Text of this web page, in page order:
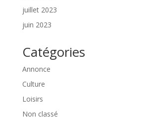
juillet 2023
juin 2023
Catégories
Annonce
Culture
Loisirs
Non classé